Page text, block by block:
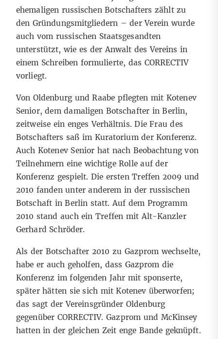
ehemaligen russischen Botschafters zählt zu
den Gründungsmitgliedern – der Verein wurde
auch vom russischen Staatsgesandten
unterstützt, wie es der Anwalt des Vereins in
einem Schreiben formulierte, das CORRECTIV
vorliegt.
Von Oldenburg und Raabe pflegten mit Kotenev
Senior, dem damaligen Botschafter in Berlin,
zeitweise ein enges Verhältnis. Die Frau des
Botschafters saß im Kuratorium der Konferenz.
Auch Kotenev Senior hat nach Beobachtung von
Teilnehmern eine wichtige Rolle auf der
Konferenz gespielt. Die ersten Treffen 2009 und
2010 fanden unter anderem in der russischen
Botschaft in Berlin statt. Auf dem Programm
2010 stand auch ein Treffen mit Alt-Kanzler
Gerhard Schröder.
Als der Botschafter 2010 zu Gazprom wechselte,
habe er auch geholfen, dass Gazprom die
Konferenz im folgenden Jahr mit sponserte,
später hätten sie sich mit Kotenev überworfen;
das sagt der Vereinsgründer Oldenburg
gegenüber CORRECTIV. Gazprom und McKinsey
hatten in der gleichen Zeit enge Bande geknüpft.